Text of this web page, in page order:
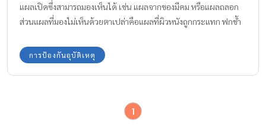
แผลเปิดซึ่งสามารถมองเห็นได้ เช่น แผลจากของมีคม หรือแผลถลอก
ส่วนแผลที่มองไม่เห็นด้วยตาเปล่าคือแผลที่ผิวหนังถูกกระแทก ฟกช้ำ
อะไรบ้างค่ะ
การป้องกันอุบัติเหตุ
1